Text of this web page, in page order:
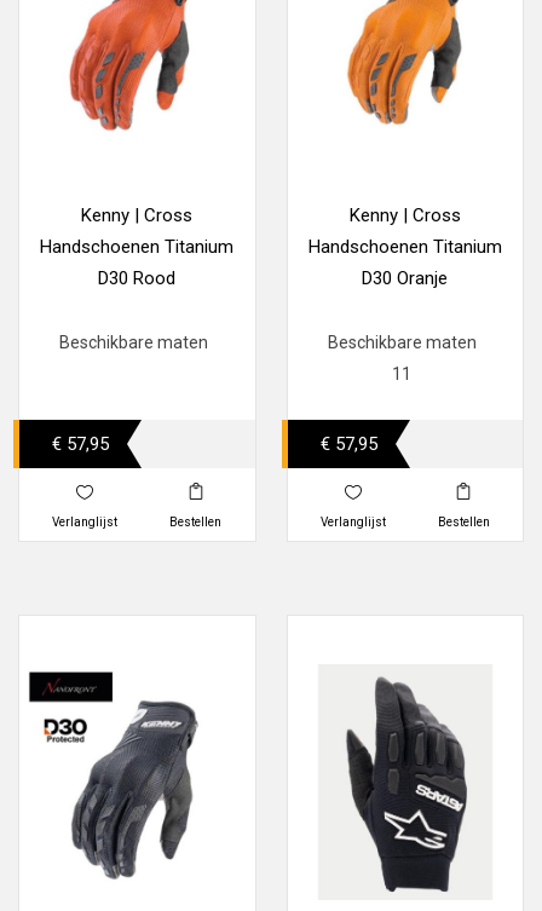
Kenny | Cross
Handschoenen Titanium
D30 Rood
Beschikbare maten
€ 57,95
Verlanglijst Bestellen
Kenny | Cross
Handschoenen Titanium
D30 Oranje
Beschikbare maten
11
€ 57,95
Verlanglijst Bestellen